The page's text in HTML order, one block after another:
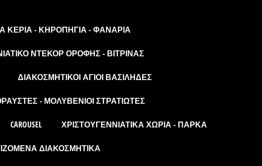
ΚΕΡΙΆ - ΚΗΡΟΠΉΓΙΑ - ΦΑΝΆΡΙΑ
ΝΤΕΚΌΡ ΟΡΟΦΉΣ - ΒΙΤΡΊΝΑΣ
ΔΙΑΚΟΣΜΗΤΙΚΟΊ ΆΓΙΟΙ ΒΑΣΊΛΗΔΕΣ
- ΜΟΛΥΒΈΝΙΟΙ ΣΤΡΑΤΙΏΤΕΣ
CAROUSEL ΧΡΙΣΤΟΥΓΕΝΝΙΆΤΙΚΑ ΧΩΡΙΆ - ΠΆΡΚΑ
ΔΙΑΚΟΣΜΗΤΙΚΆ